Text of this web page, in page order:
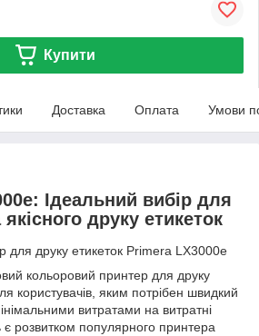
Купити
Доставка Оплата Умови
Ідеальний вибір для
друку етикеток
кольоровий принтер для друку
користувачів, яким потрібен швидкий
витратами на витратні
розвитком популярного принтера